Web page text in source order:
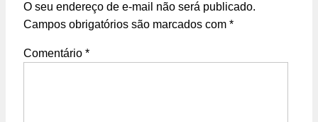
O seu endereço de e-mail não será publicado.
Campos obrigatórios são marcados com *
Comentário *